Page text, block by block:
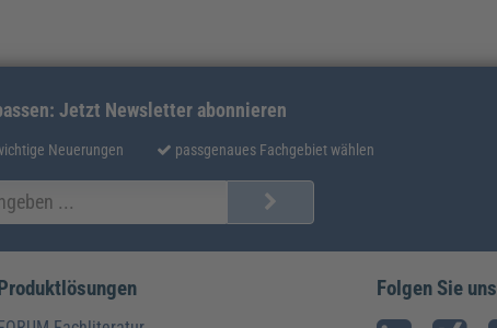
Jetzt Newsletter abonnieren
Neuerungen passgenaues Fachgebiet wählen
Produktlösungen Folgen Sie uns